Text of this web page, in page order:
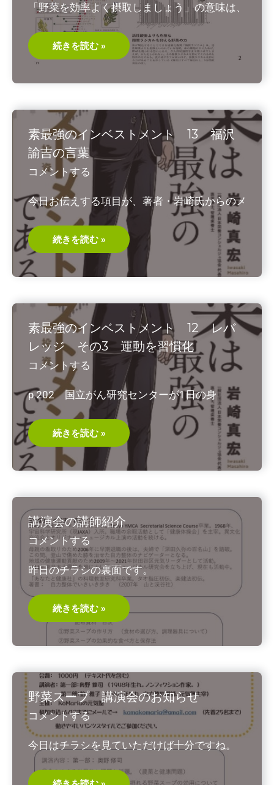
「野菜を効率よく摂取しましょう」の意味は、
講
キ
②
な
ぜ
野
菜
摂
が
身
体
に
良
い
の
か？
続きを読む »
素最強のインベストメント 13 福沢
諭吉の言葉
コメントする
今日お伝えする項目が、著者・岩崎氏からのメ
素
イ
ス
ト
メ
ン
ト
13
沢
諭
吉
の
言
葉
続きを読む »
素最強のインベストメント 12 レバ
レッジ その3 運動を習慣化
コメントする
p.202 国立がん研究センターが1日の身
素
イ
ス
ト
メ
ン
ト
12
レ
バ
レ
ッ
ジ
そ
の
3
運
動
を
化
続きを読む »
講演会の講師紹介
コメントする
昨日のチラシの裏面です。
講
の
講
介
続きを読む »
野菜スープ 講演会のお知らせ
コメントする
今日はチラシを見ていただけば十分ですね。